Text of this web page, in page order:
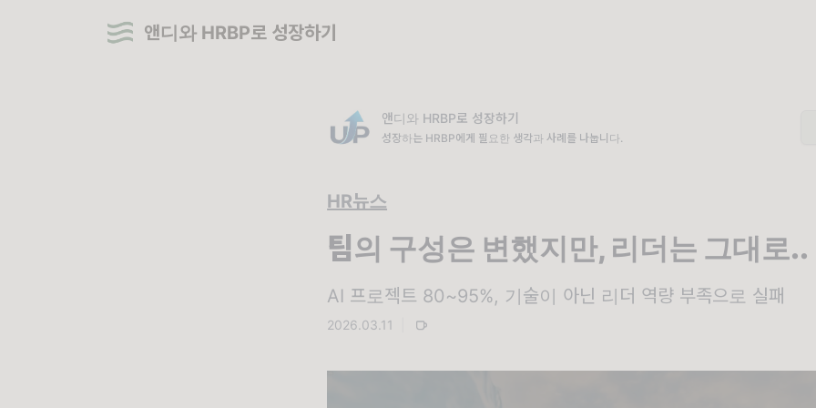
앤디와 HRBP로 성장하기
앤디와 HRBP로 성장하기
성장하는 HRBP에게 필요한 생각과 사례를 나눕니다.
HR뉴스
팀의 구성은 변했지만, 리더는 그대로..
AI 프로젝트 80~95%, 기술이 아닌 리더 역량 부족으로 실패
2026.03.11